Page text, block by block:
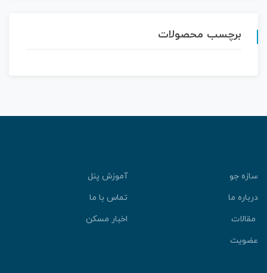
برچسب محصولات
سازه جو
آموزش پنل
درباره ما
تماس با ما
مقالات
اخبار مسکن
عضویت